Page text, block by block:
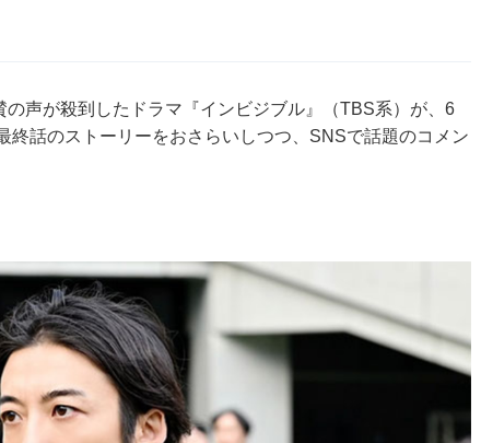
声が殺到したドラマ『インビジブル』（TBS系）が、6
終話のストーリーをおさらいしつつ、SNSで話題のコメン